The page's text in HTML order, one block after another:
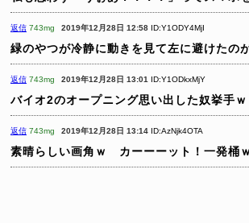
返信 743mg 2019年12月28日 12:58 ID:Y1ODY4MjI
緑のやつが冷静に動きを見て左に避けたの
返信 743mg 2019年12月28日 13:01 ID:Y1ODkxMjY
バイオ2のオープニング思い出した奴挙手ｗ
返信 743mg 2019年12月28日 13:14 ID:AzNjk4OTA
素晴らしい画角ｗ カーーーット！一発桶ｗ